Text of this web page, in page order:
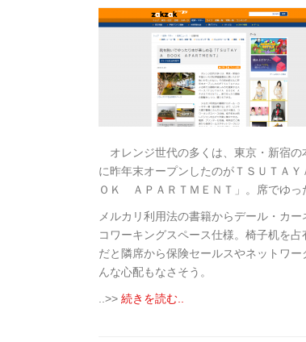
オレンジ世代の多くは、東京・新宿の
に昨年末オープンしたのがＴＳＵＴＡ
ＯＫ ＡＰＡＲＴＭＥＮＴ」。席でゆっ
メルカリ利用法の書籍からデール・カ
コワーキングスペース仕様。椅子机を
だと隣席から保険セールスやネットワ
んな心配もなさそう。
..>> 続きを読む..